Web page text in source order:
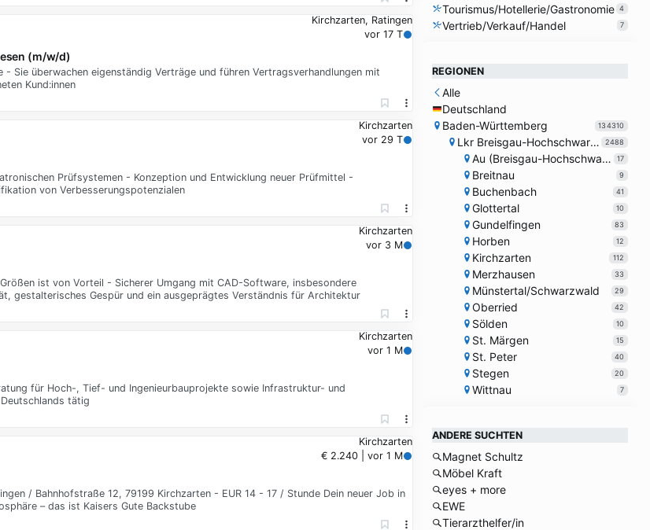
Kirchzarten, Ratingen
vor 17 T
(m/w/d)
Sie überwachen eigenständig Verträge und führen Vertragsverhandlungen mit
Kund:innen
Kirchzarten
vor 29 T
Prüfsystemen - Konzeption und Entwicklung neuer Prüfmittel -
von Verbesserungspotenzialen
Kirchzarten
vor 3 M
ist von Vorteil - Sicherer Umgang mit CAD-Software, insbesondere
gestalterisches Gespür und ein ausgeprägtes Verständnis für Architektur
Kirchzarten
vor 1 M
für Hoch-, Tief- und Ingenieurbauprojekte sowie Infrastruktur- und
tätig
Kirchzarten
€ 2.240 | vor 1 M
/ Bahnhofstraße 12, 79199 Kirchzarten - EUR 14 - 17 / Stunde Dein neuer Job in
– das ist Kaisers Gute Backstube
Tourismus/Hotellerie/Gastronomie 4
Vertrieb/Verkauf/Handel 7
REGIONEN
Alle
Deutschland
Baden-Württemberg
134310
Lkr Breisgau-Hochschwarzwald 2488
Au (Breisgau-Hochschwarzwald) 17
Breitnau 9
Buchenbach 41
Glottertal 10
Gundelfingen 83
Horben 12
Kirchzarten 112
Merzhausen 33
Münstertal/Schwarzwald 29
Oberried 42
Sölden 10
St. Märgen 15
St. Peter 40
Stegen 20
Wittnau 7
ANDERE SUCHTEN
Magnet Schultz
Möbel Kraft
eyes + more
EWE
Tierarzthelfer/in